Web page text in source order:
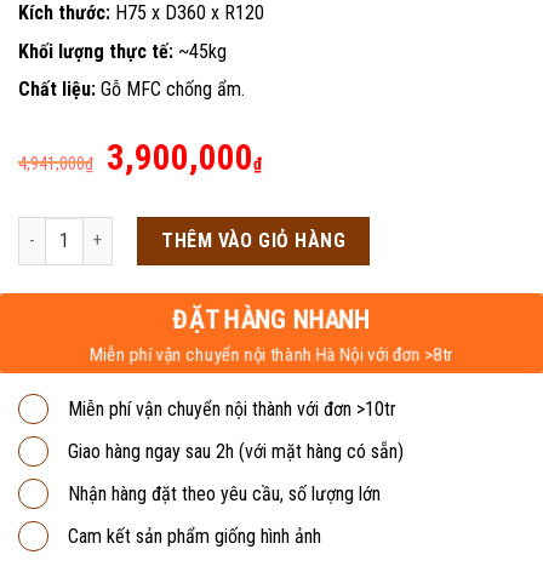
Kích thước: H75 x D360 x R120
Khối lượng thực tế: ~45kg
Chất liệu: Gỗ MFC chống ẩm.
4,941,000₫
Giá
là:
4,941,000₫.
3,900,000₫Giá
tại
là:
3,900,000₫.
Bàn họp 3m6 BHG6 số lượngTHÊM VÀO GIỎ HÀNG
ĐẶT HÀNG NHANH
Miễn phí vận chuyển nội thành Hà Nội với đơn >8tr
Miễn phí vận chuyển nội thành với đơn >10tr
Giao hàng ngay sau 2h (với mặt hàng có sẵn)
Nhận hàng đặt theo yêu cầu, số lượng lớn
Cam kết sản phẩm giống hình ảnh